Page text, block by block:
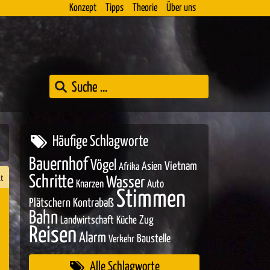
Konzept Tipps Theorie Über uns
Häufige Schlagworte
BauernhofVögel Afrika Asien Vietnam
Schritte Knarzen Wasser Auto
Plätschern Kontrabaß Stimmen
Bahn Landwirtschaft Küche Zug
ReisenAlarm Verkehr Baustelle
Alle Schlagworte